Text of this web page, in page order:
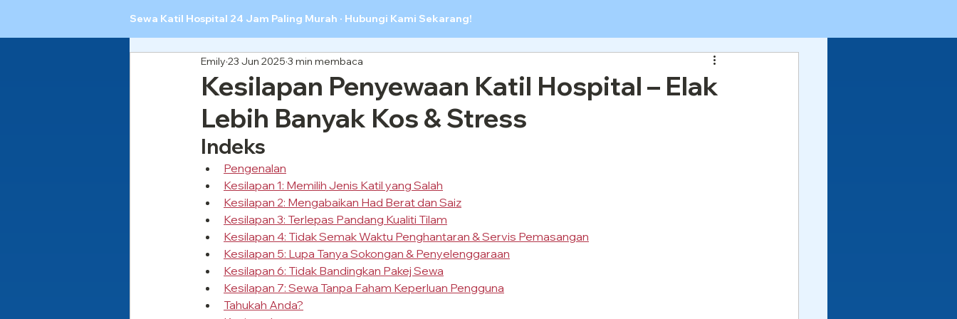
Sewa Katil Hospital 24 Jam Paling Murah · Hubungi Kami Sekarang!
Kesilapan Penyewaan Katil Hospital – Elak
Lebih Banyak Kos & Stress
Emily 23 Jun 2025 3 min membaca
Indeks
Pengenalan
Kesilapan 1: Memilih Jenis Katil yang Salah
Kesilapan 2: Mengabaikan Had Berat dan Saiz
Kesilapan 3: Terlepas Pandang Kualiti Tilam
Kesilapan 4: Tidak Semak Waktu Penghantaran & Servis Pemasangan
Kesilapan 5: Lupa Tanya Sokongan & Penyelenggaraan
Kesilapan 6: Tidak Bandingkan Pakej Sewa
Kesilapan 7: Sewa Tanpa Faham Keperluan Pengguna
Tahukah Anda?